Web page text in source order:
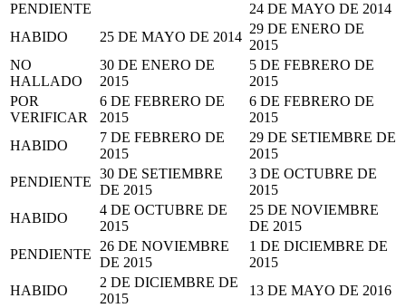
PENDIENTE
24 DE MAYO DE 2014
HABIDO
25 DE MAYO DE 2014
29 DE ENERO DE
2015
NO
HALLADO
30 DE ENERO DE
2015
5 DE FEBRERO DE
2015
POR
VERIFICAR
6 DE FEBRERO DE
2015
6 DE FEBRERO DE
2015
HABIDO
7 DE FEBRERO DE
2015
29 DE SETIEMBRE DE
2015
PENDIENTE
30 DE SETIEMBRE
DE 2015
3 DE OCTUBRE DE
2015
HABIDO
4 DE OCTUBRE DE
2015
25 DE NOVIEMBRE
DE 2015
PENDIENTE
26 DE NOVIEMBRE
DE 2015
1 DE DICIEMBRE DE
2015
HABIDO
2 DE DICIEMBRE DE
2015
13 DE MAYO DE 2016